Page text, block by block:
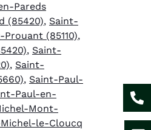
Pareds
(85420), Saint-
Prouant (85110),
, Saint-
, Saint-
, Saint-Paul-
Paul-en-
Mont-
le-Cloucq